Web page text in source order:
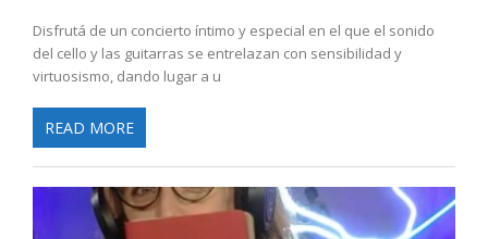
Disfrutá de un concierto íntimo y especial en el que el sonido
del cello y las guitarras se entrelazan con sensibilidad y
virtuosismo, dando lugar a u
READ MORE